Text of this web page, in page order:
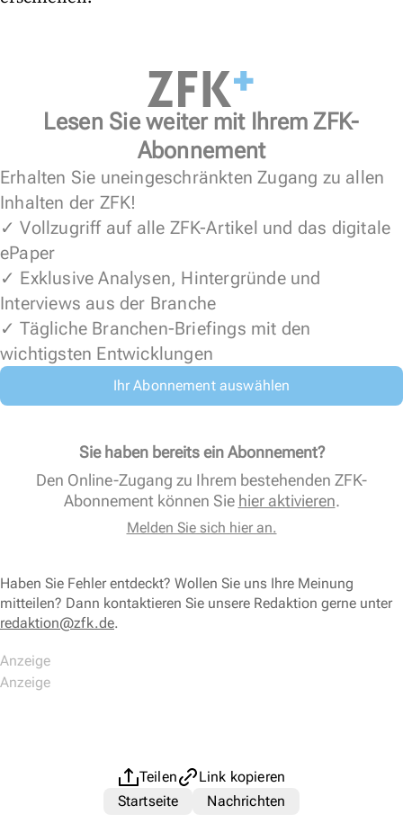
Lesen Sie weiter mit Ihrem ZFK-
Abonnement
Erhalten Sie uneingeschränkten Zugang zu allen
Inhalten der ZFK!
✓ Vollzugriff auf alle ZFK-Artikel und das digitale
ePaper
✓ Exklusive Analysen, Hintergründe und
Interviews aus der Branche
✓ Tägliche Branchen-Briefings mit den
wichtigsten Entwicklungen
Ihr Abonnement auswählen
Sie haben bereits ein Abonnement?
Den Online-Zugang zu Ihrem bestehenden ZFK-
Abonnement können Sie hier aktivieren.
Melden Sie sich hier an.
Haben Sie Fehler entdeckt? Wollen Sie uns Ihre Meinung
mitteilen? Dann kontaktieren Sie unsere Redaktion gerne unter
redaktion@zfk.de.
Teilen
Link kopieren
Startseite
Nachrichten